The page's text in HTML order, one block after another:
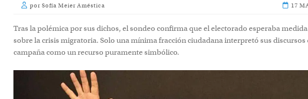
por Sofía Meier Améstica 17
Tras la polémica por sus dichos, el sondeo confirma que el electorado esperaba
sobre la crisis migratoria. Solo una mínima fracción ciudadana interpretó sus discursos
campaña como un recurso puramente simbólico.